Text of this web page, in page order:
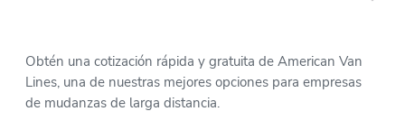
Obtén una cotización rápida y gratuita de American Van
Lines, una de nuestras mejores opciones para empresas
de mudanzas de larga distancia.